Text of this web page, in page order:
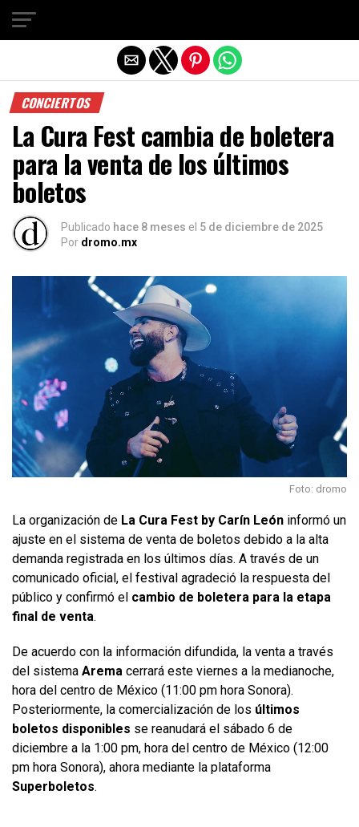
CONCIERTOS
La Cura Fest cambia de boletera
para la venta de los últimos
boletos
Publicado hace 8 meses el 5 de diciembre de 2025
Por dromo.mx
Foto: dromo
La organización de La Cura Fest by Carín León informó un
ajuste en el sistema de venta de boletos debido a la alta
demanda registrada en los últimos días. A través de un
comunicado oficial, el festival agradeció la respuesta del
público y confirmó el cambio de boletera para la etapa
final de venta.
De acuerdo con la información difundida, la venta a través
del sistema Arema cerrará este viernes a la medianoche,
hora del centro de México (11:00 pm hora Sonora).
Posteriormente, la comercialización de los últimos
boletos disponibles se reanudará el sábado 6 de
diciembre a la 1:00 pm, hora del centro de México (12:00
pm hora Sonora), ahora mediante la plataforma
Superboletos.